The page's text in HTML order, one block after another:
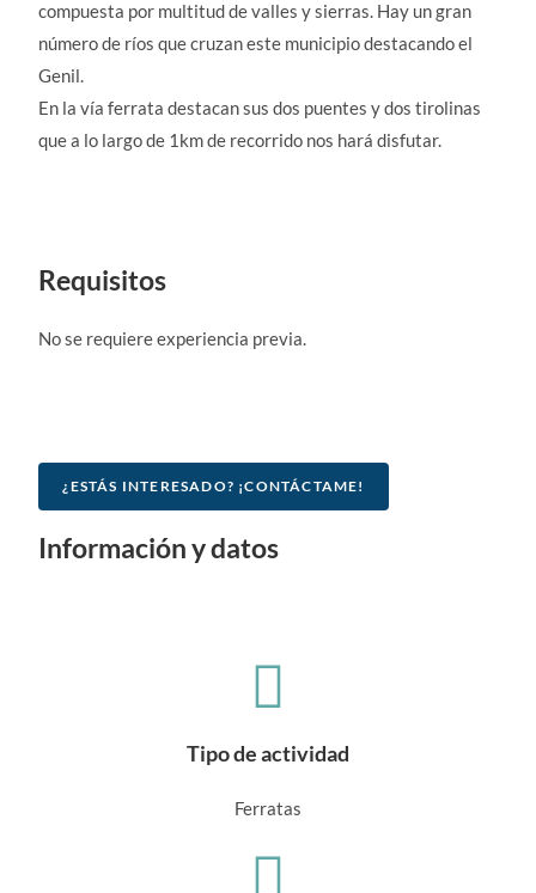
compuesta por multitud de valles y sierras. Hay un gran
número de ríos que cruzan este municipio destacando el
Genil.
En la vía ferrata destacan sus dos puentes y dos tirolinas
que a lo largo de 1km de recorrido nos hará disfutar.
Requisitos
No se requiere experiencia previa.
¿ESTÁS INTERESADO? ¡CONTÁCTAME!
Información y datos
Tipo de actividad
Ferratas